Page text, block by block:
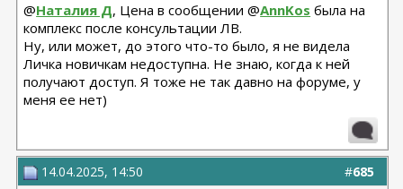
@Наталия Д, Цена в сообщении @AnnKos была на
комплекс после консультации ЛВ.
Ну, или может, до этого что-то было, я не видела
Личка новичкам недоступна. Не знаю, когда к ней
получают доступ. Я тоже не так давно на форуме, у
меня ее нет)
#685
14.04.2025, 14:50